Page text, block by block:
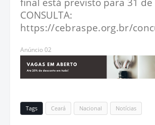
CONSULTA:
https://cebraspe.org.br/
Anúncio 02
Tags Ceará Nacional Notícias